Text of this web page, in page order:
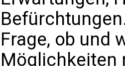
Frage, ob und
Möglichkeiten